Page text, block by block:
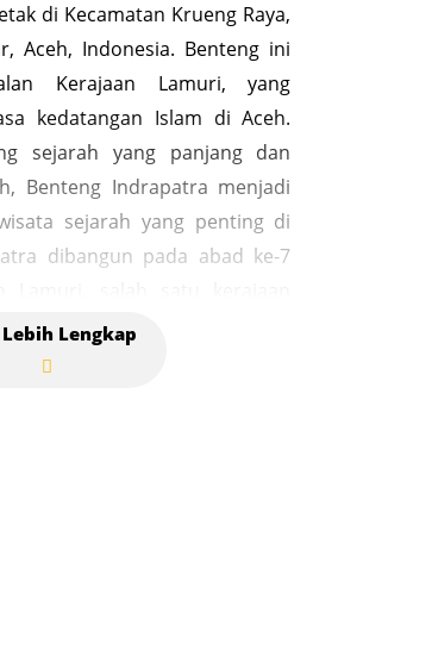
di Kecamatan Krueng Raya,
Aceh, Indonesia. Benteng ini
Kerajaan Lamuri, yang
kedatangan Islam di Aceh.
sejarah yang panjang dan
Benteng Indrapatra menjadi
sejarah yang penting di
dibangun pada abad ke-7
di Aceh. Benteng ini
kerajaan dari serangan